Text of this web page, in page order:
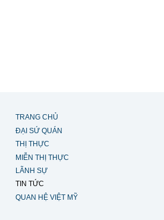
TRANG CHỦ
ĐẠI SỨ QUÁN
THỊ THỰC
MIỄN THỊ THỰC
LÃNH SỰ
TIN TỨC
QUAN HỆ VIỆT MỸ